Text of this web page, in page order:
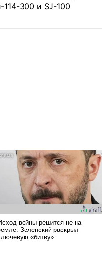
114-300 и SJ-100